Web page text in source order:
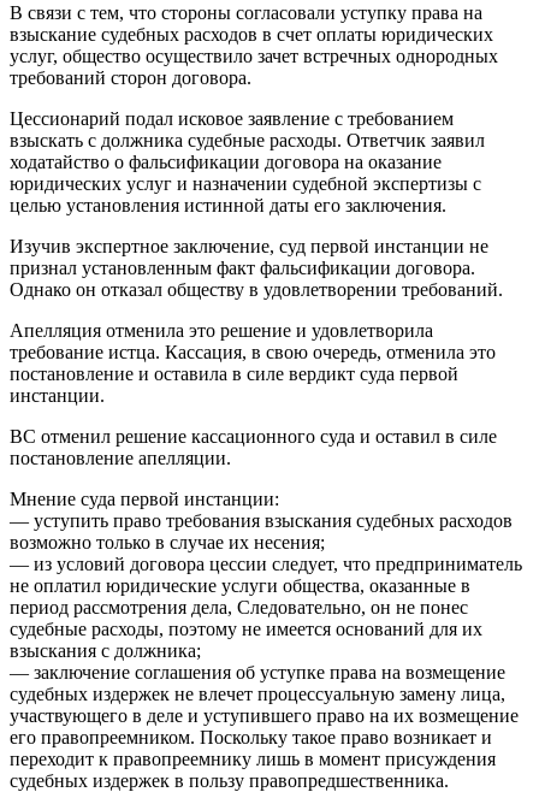
В связи с тем, что стороны согласовали уступку права на
взыскание судебных расходов в счет оплаты юридических
услуг, общество осуществило зачет встречных однородных
требований сторон договора.
Цессионарий подал исковое заявление с требованием
взыскать с должника судебные расходы. Ответчик заявил
ходатайство о фальсификации договора на оказание
юридических услуг и назначении судебной экспертизы с
целью установления истинной даты его заключения.
Изучив экспертное заключение, суд первой инстанции не
признал установленным факт фальсификации договора.
Однако он отказал обществу в удовлетворении требований.
Апелляция отменила это решение и удовлетворила
требование истца. Кассация, в свою очередь, отменила это
постановление и оставила в силе вердикт суда первой
инстанции.
ВС отменил решение кассационного суда и оставил в силе
постановление апелляции.
Мнение суда первой инстанции:
— уступить право требования взыскания судебных расходов
возможно только в случае их несения;
— из условий договора цессии следует, что предприниматель
не оплатил юридические услуги общества, оказанные в
период рассмотрения дела, Следовательно, он не понес
судебные расходы, поэтому не имеется оснований для их
взыскания с должника;
— заключение соглашения об уступке права на возмещение
судебных издержек не влечет процессуальную замену лица,
участвующего в деле и уступившего право на их возмещение
его правопреемником. Поскольку такое право возникает и
переходит к правопреемнику лишь в момент присуждения
судебных издержек в пользу правопредшественника.